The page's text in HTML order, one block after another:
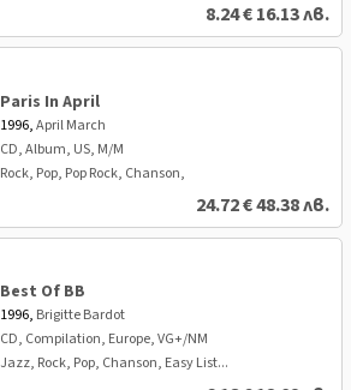
8.24€16.13 лв.
Paris In April
1996,April March
CD, Album, US, M/M
Rock, Pop, Pop Rock, Chanson,
24.72€48.38 лв.
Best Of BB
1996, Brigitte Bardot
CD, Compilation, Europe, VG+/NM
Jazz, Rock, Pop, Chanson, Easy List...